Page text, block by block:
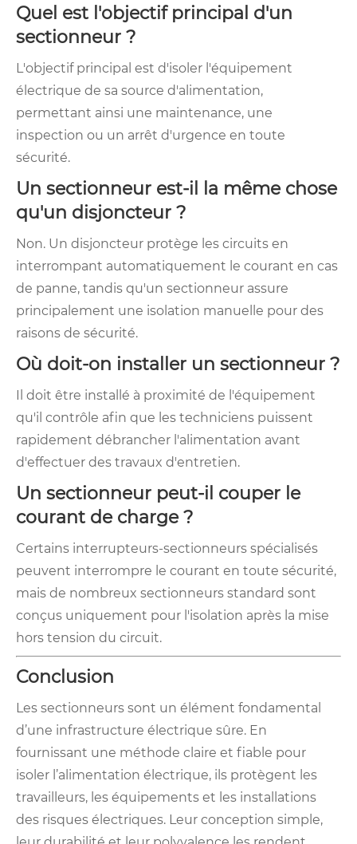
Quel est l'objectif principal d'un
sectionneur ?
L'objectif principal est d'isoler l'équipement
électrique de sa source d'alimentation,
permettant ainsi une maintenance, une
inspection ou un arrêt d'urgence en toute
sécurité.
Un sectionneur est-il la même chose
qu'un disjoncteur ?
Non. Un disjoncteur protège les circuits en
interrompant automatiquement le courant en cas
de panne, tandis qu'un sectionneur assure
principalement une isolation manuelle pour des
raisons de sécurité.
Où doit-on installer un sectionneur ?
Il doit être installé à proximité de l'équipement
qu'il contrôle afin que les techniciens puissent
rapidement débrancher l'alimentation avant
d'effectuer des travaux d'entretien.
Un sectionneur peut-il couper le
courant de charge ?
Certains interrupteurs-sectionneurs spécialisés
peuvent interrompre le courant en toute sécurité,
mais de nombreux sectionneurs standard sont
conçus uniquement pour l'isolation après la mise
hors tension du circuit.
Conclusion
Les sectionneurs sont un élément fondamental
d’une infrastructure électrique sûre. En
fournissant une méthode claire et fiable pour
isoler l’alimentation électrique, ils protègent les
travailleurs, les équipements et les installations
des risques électriques. Leur conception simple,